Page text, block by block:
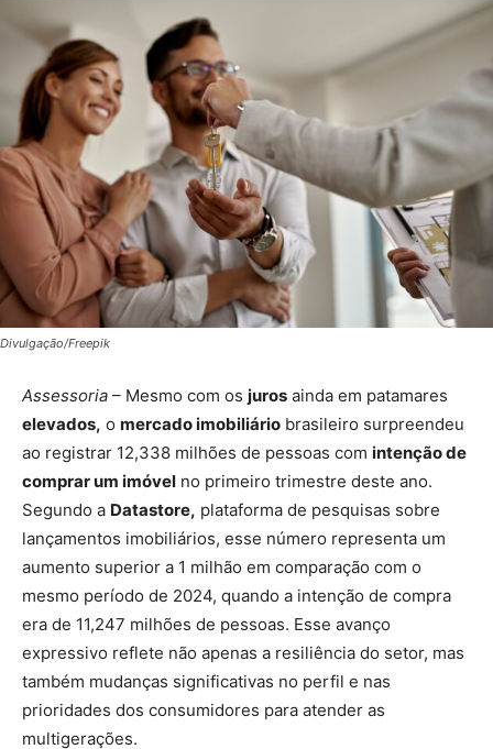
Divulgação/Freepik
Assessoria – Mesmo com os juros ainda em patamares
elevados, o mercado imobiliário brasileiro surpreendeu
ao registrar 12,338 milhões de pessoas com intenção de
comprar um imóvel no primeiro trimestre deste ano.
Segundo a Datastore, plataforma de pesquisas sobre
lançamentos imobiliários, esse número representa um
aumento superior a 1 milhão em comparação com o
mesmo período de 2024, quando a intenção de compra
era de 11,247 milhões de pessoas. Esse avanço
expressivo reflete não apenas a resiliência do setor, mas
também mudanças significativas no perfil e nas
prioridades dos consumidores para atender as
multigerações.